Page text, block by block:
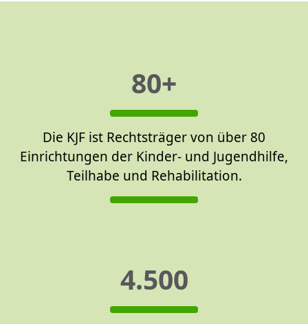
80+
Die KJF ist Rechtsträger von über 80
Einrichtungen der Kinder- und Jugendhilfe,
Teilhabe und Rehabilitation.
4.500